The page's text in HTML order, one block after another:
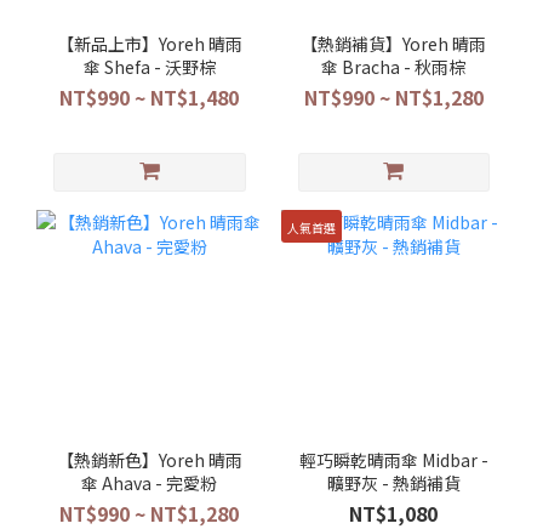
【新品上市】Yoreh 晴雨
傘 Shefa - 沃野棕
NT$990 ~ NT$1,480
【熱銷補貨】Yoreh 晴雨
傘 Bracha - 秋雨棕
NT$990 ~ NT$1,280
【熱銷新色】Yoreh 晴雨
傘 Ahava - 完愛粉
NT$990 ~ NT$1,280
人氣首選
輕巧瞬乾晴雨傘 Midbar -
曠野灰 - 熱銷補貨
NT$1,080